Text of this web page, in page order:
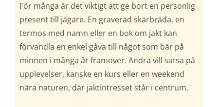
För många är det viktigt att ge bort en personlig
present till jägare. En graverad skärbräda, en
termos med namn eller en bok om jakt kan
förvandla en enkel gåva till något som bär på
minnen i många år framöver. Andra vill satsa på
upplevelser, kanske en kurs eller en weekend
nära naturen, där jaktintresset står i centrum.